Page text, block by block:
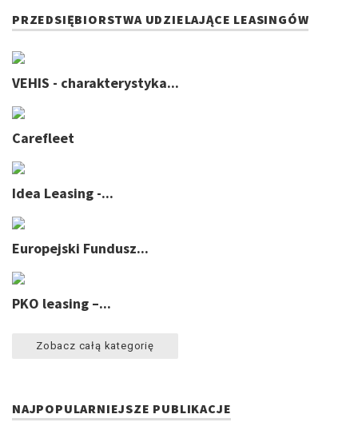
PRZEDSIĘBIORSTWA UDZIELAJĄCE LEASINGÓW
VEHIS - charakterystyka...
Carefleet
Idea Leasing -...
Europejski Fundusz...
PKO leasing –...
Zobacz całą kategorię
NAJPOPULARNIEJSZE PUBLIKACJE